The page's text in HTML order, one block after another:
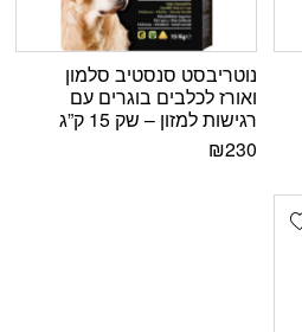
נוטריבסט סנסטיב סלמון
ואורז לכלבים בוגרים עם
רגישות למזון – שק 15 ק”ג
₪230
Add wishlist